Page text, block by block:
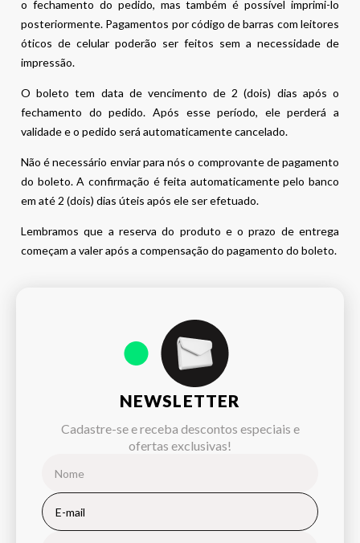
o fechamento do pedido, mas também é possível imprimi-lo
posteriormente. Pagamentos por código de barras com leitores
óticos de celular poderão ser feitos sem a necessidade de
impressão.
O boleto tem data de vencimento de 2 (dois) dias após o
fechamento do pedido. Após esse período, ele perderá a
validade e o pedido será automaticamente cancelado.
Não é necessário enviar para nós o comprovante de pagamento
do boleto. A confirmação é feita automaticamente pelo banco
em até 2 (dois) dias úteis após ele ser efetuado.
Lembramos que a reserva do produto e o prazo de entrega
começam a valer após a compensação do pagamento do boleto.
NEWSLETTER
Cadastre-se e receba descontos especiais e
ofertas exclusivas!